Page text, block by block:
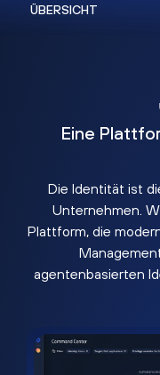
Eine
Die Identität ist
Unternehmen.
Plattform, die
agentenbasierten